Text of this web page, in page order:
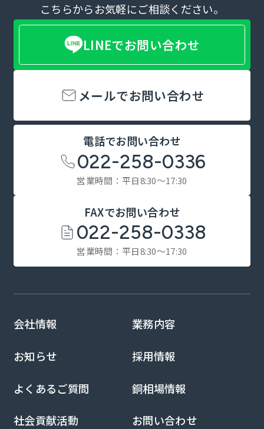
こちらからお気軽にご相談ください。
メールでお問い合わせ
LINEでお問い合わせ
電話でお問い合わせ
022-258-0336
営業時間：平日8:30～17:30
FAXでお問い合わせ
022-258-0338
営業時間：平日8:30～17:30
会社情報 業務内容
お知らせ 採用情報
よくあるご質問 銅相場情報
社会貢献活動 お問い合わせ